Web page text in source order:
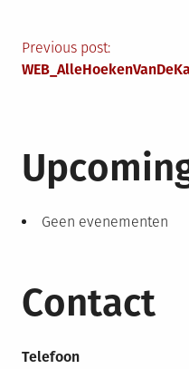
Previous post:
Geen evenementen
Contact
Telefoon